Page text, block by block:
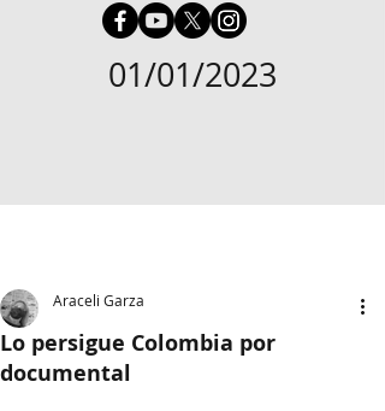
01/01/2023
Lo persigue Colombia por
documental
Araceli Garza